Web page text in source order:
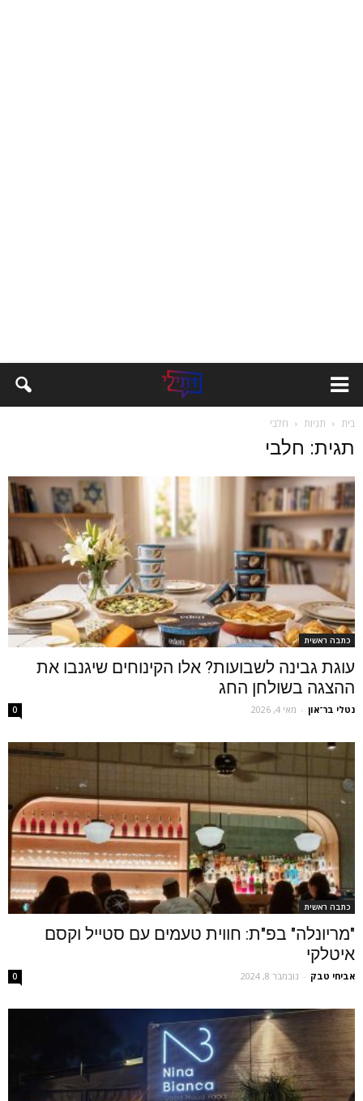
בית תגיות חלבי
תגית: חלבי
כתבה ראשית
עוגת גבינה לשבועות? אלו הקינוחים שיגנבו את
ההצגה בשולחן החג
נטלי בר־און - מאי 4, 2026 0
כתבה ראשית
"מריונלה" בפ"ת: חווית טעמים עם סטייל וקסם
איטלקי
אביחי טבק - נובמבר 8, 2024 0